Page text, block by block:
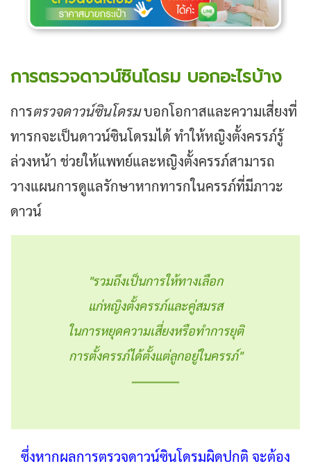
การตรวจดาวน์ซินโดรม บอกอะไรบ้าง
การตรวจดาวน์ซินโดรมบอกโอกาสและความเสี่ยงที่
ทารกจะเป็นดาวน์ซินโดรมได้ทำให้หญิงตั้งครรภ์รู้
ล่วงหน้า ช่วยให้แพทย์และหญิงตั้งครรภ์สามารถ
วางแผนการดูแลรักษาหากทารกในครรภ์ที่มีภาวะ
ดาวน์
"รวมถึงเป็นการให้ทางเลือก
แก่หญิงตั้งครรภ์และคู่สมรส
ในการหยุดความเสี่ยงหรือทำการยุติ
การตั้งครรภ์ได้ตั้งแต่ลูกอยู่ในครรภ์"
ซึ่งหากผลการตรวจดาวน์ซินโดรมผิดปกติ จะต้อง